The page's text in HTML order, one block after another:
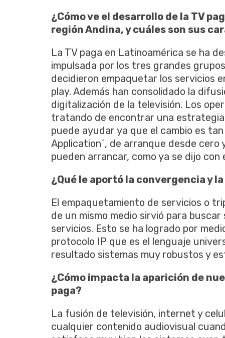
¿Cómo ve el desarrollo de la TV
región Andina, y cuáles son sus
La TV paga en Latinoamérica se ha
impulsada por los tres grandes
decidieron empaquetar los servicios
play. Además han consolidado la
digitalización de la televisión. Los
tratando de encontrar una
puede ayudar ya que el cambio es
Application¨, de arranque desde
pueden arrancar, como ya se dijo
¿Qué le aportó la convergencia y
El empaquetamiento de servicios o
de un mismo medio sirvió para
servicios. Esto se ha logrado por
protocolo IP que es el lenguaje
resultado sistemas muy robustos y
¿Cómo impacta la aparición de
paga?
La fusión de televisión, internet y
cualquier contenido audiovisual